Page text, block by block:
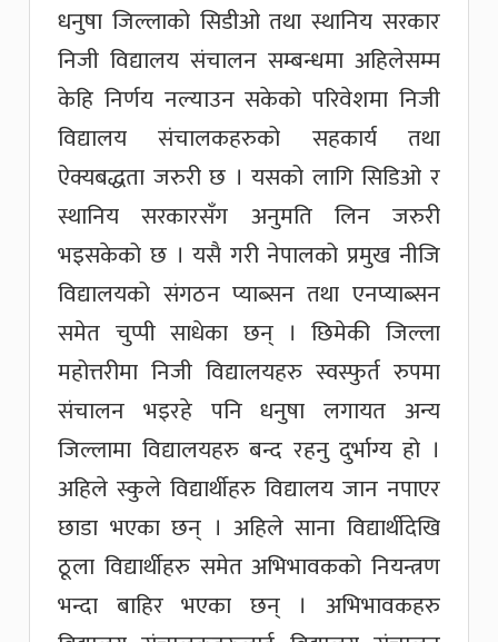
धनुषा जिल्लाको सिडीओ तथा स्थानिय सरकार
निजी विद्यालय संचालन सम्बन्धमा अहिलेसम्म
केहि निर्णय नल्याउन सकेको परिवेशमा निजी
विद्यालय संचालकहरुको सहकार्य तथा
ऐक्यबद्धता जरुरी छ । यसको लागि सिडिओ र
स्थानिय सरकारसँग अनुमति लिन जरुरी
भइसकेको छ । यसै गरी नेपालको प्रमुख नीजि
विद्यालयको संगठन प्याब्सन तथा एनप्याब्सन
समेत चुप्पी साधेका छन् । छिमेकी जिल्ला
महोत्तरीमा निजी विद्यालयहरु स्वस्फुर्त रुपमा
संचालन भइरहे पनि धनुषा लगायत अन्य
जिल्लामा विद्यालयहरु बन्द रहनु दुर्भाग्य हो ।
अहिले स्कुले विद्यार्थीहरु विद्यालय जान नपाएर
छाडा भएका छन् । अहिले साना विद्यार्थीदेखि
ठूला विद्यार्थीहरु समेत अभिभावकको नियन्त्रण
भन्दा बाहिर भएका छन् । अभिभावकहरु